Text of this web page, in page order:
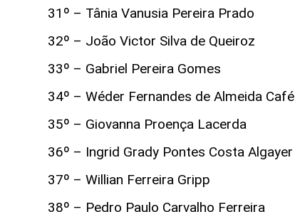
31º – Tânia Vanusia Pereira Prado
32º – João Victor Silva de Queiroz
33º – Gabriel Pereira Gomes
34º – Wéder Fernandes de Almeida Café
35º – Giovanna Proença Lacerda
36º – Ingrid Grady Pontes Costa Algayer
37º – Willian Ferreira Gripp
38º – Pedro Paulo Carvalho Ferreira